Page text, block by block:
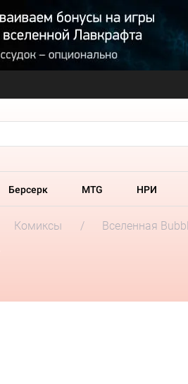
Берсерк MTG НРИ
Комиксы Вселенная